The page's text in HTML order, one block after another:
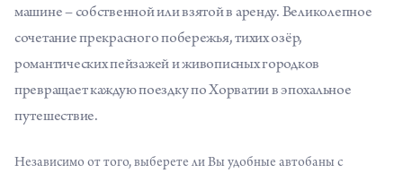
машине – собственной или взятой в аренду. Великолепное
сочетание прекрасного побережья, тихих озёр,
романтических пейзажей и живописных городков
превращает каждую поездку по Хорватии в эпохальное
путешествие.
Независимо от того, выберете ли Вы удобные автобаны с